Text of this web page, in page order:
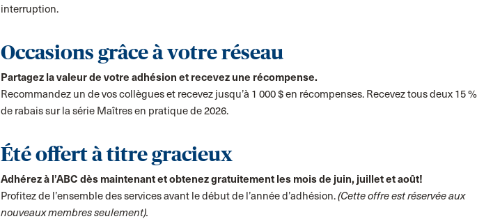
interruption.
Occasions grâce à votre réseau
Partagez la valeur de votre adhésion et recevez une récompense.
Recommandez un de vos collègues et recevez jusqu’à 1 000 $ en récompenses. Recevez tous deux 15 %
de rabais sur la série Maîtres en pratique de 2026.
Été offert à titre gracieux
Adhérez à l’ABC dès maintenant et obtenez gratuitement les mois de juin, juillet et août!
Profitez de l’ensemble des services avant le début de l’année d’adhésion.(Cette offre est réservée aux
nouveaux membres seulement).